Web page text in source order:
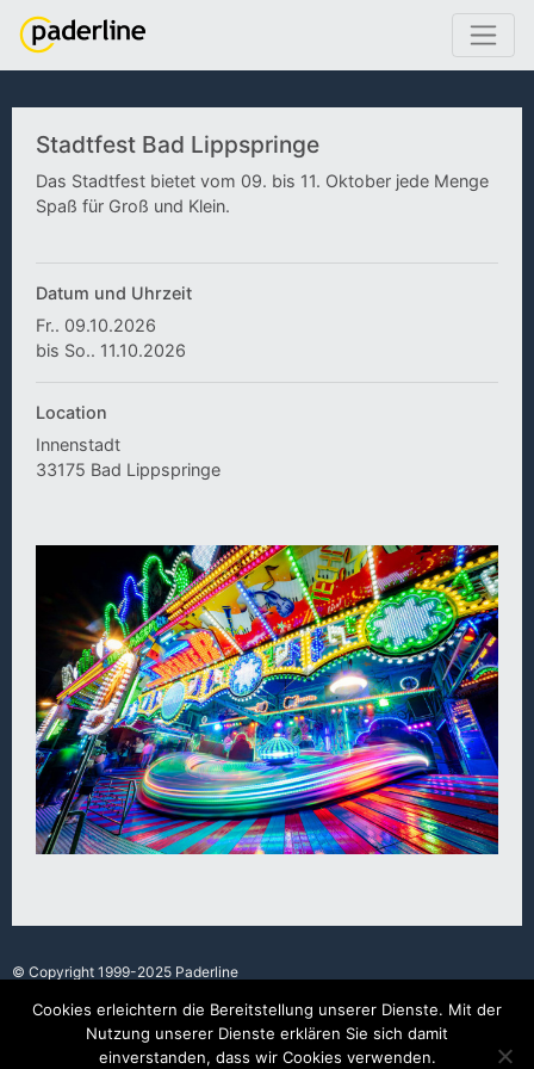
Stadtfest Bad Lippspringe
Das Stadtfest bietet vom 09. bis 11. Oktober jede Menge
Spaß für Groß und Klein.
Datum und Uhrzeit
Fr.. 09.10.2026
bis So.. 11.10.2026
Location
Innenstadt
33175 Bad Lippspringe
© Copyright 1999-2025 Paderline
Made with love in Paderborn.
Cookies erleichtern die Bereitstellung unserer Dienste. Mit der
Nutzung unserer Dienste erklären Sie sich damit
einverstanden, dass wir Cookies verwenden.